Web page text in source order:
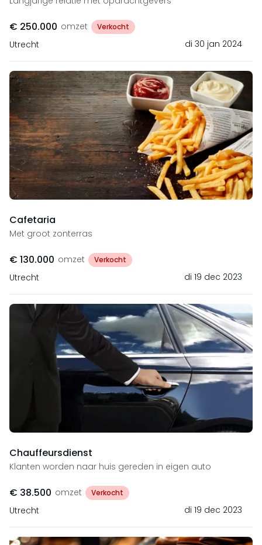
€ 250.000 omzet Verkocht
Utrecht di 30 jan 2024
Cafetaria
Met groot zonterras
€ 130.000 omzet Verkocht
Utrecht di 19 dec 2023
Chauffeursdienst
Klanten worden naar huis gereden in eigen auto
€ 38.500 omzet Verkocht
Utrecht di 19 dec 2023